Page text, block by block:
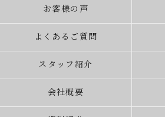
お客様の声
よくあるご質問
スタッフ紹介
会社概要